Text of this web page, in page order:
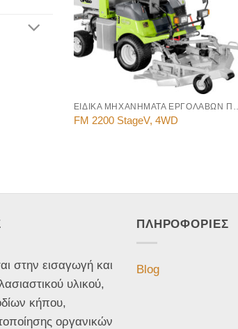
FM 2200 StageV, 4WD
στην εισαγωγή και
υλικού,
κήπου,
οργανικών
ΠΛΗΡΟΦΟΡΙΕΣ
Blog